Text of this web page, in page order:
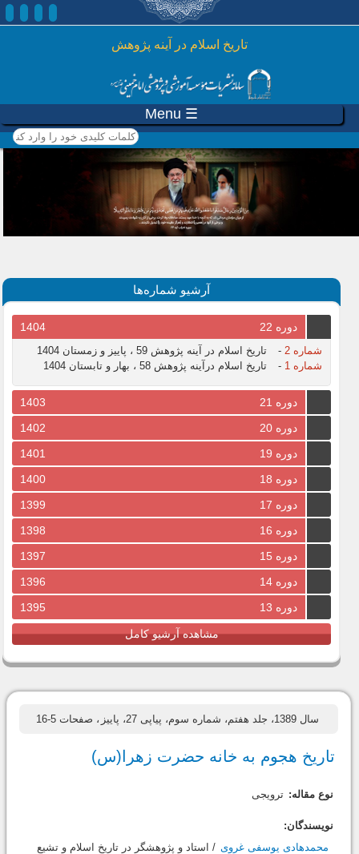
رفتن به محتوای اصلی
تاريخ اسلام در آينه پژوهش
☰ Menu
کلمات کلیدی خود را وارد
کنید
آرشیو شماره‌ها
دوره 22 1404
شماره 2 -
تاریخ اسلام در آینه پژوهش 59 ، پاییز و زمستان 1404
شماره 1
- تاریخ اسلام درآینه پژوهش 58 ، بهار و تابستان 1404
دوره 21
1403
دوره 20
1402
دوره 19
1401
دوره 18
1400
دوره 17
1399
دوره 16
1398
دوره 15
1397
دوره 14
1396
دوره 13
1395
مشاهده آرشیو کامل
سال 1389، جلد هفتم، شماره سوم، پیاپی 27، پاییز ، صفحات 5-16
تاریخ هجوم به خانه حضرت زهرا(س)
نوع مقاله: ترویجی
نویسندگان:
محمدهادی یوسفی غروی / استاد و پژوهشگر در تاريخ اسلام و تشيع